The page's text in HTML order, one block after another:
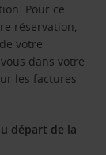
Pour ce
réservation,
votre
vous dans votre
les factures
départ de la